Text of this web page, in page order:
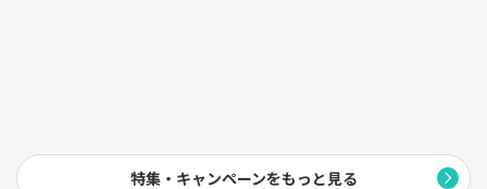
特集・キャンペーンをもっと見る